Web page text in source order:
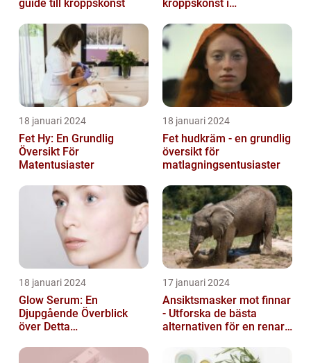
guide till kroppskonst
kroppskonst i
18 januari 2024
Fet Hy: En Grundlig
Översikt För
Matentusiaster
18 januari 2024
Fet hudkräm - en grundlig
översikt för
matlagningsentusiaster
18 januari 2024
Glow Serum: En
Djupgående Överblick
över Detta
17 januari 2024
Ansiktsmasker mot finnar
- Utforska de bästa
alternativen för en renare